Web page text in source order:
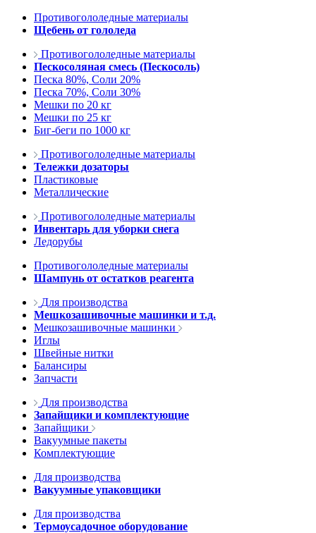
Противогололедные материалы
Щебень от гололеда
Противогололедные материалы
Пескосоляная смесь (Пескосоль)
Песка 80%, Соли 20%
Песка 70%, Соли 30%
Мешки по 20 кг
Мешки по 25 кг
Биг-беги по 1000 кг
Противогололедные материалы
Тележки дозаторы
Пластиковые
Металлические
Противогололедные материалы
Инвентарь для уборки снега
Ледорубы
Противогололедные материалы
Шампунь от остатков реагента
Для производства
Мешкозашивочные машинки и т.д.
Мешкозашивочные машинки
Иглы
Швейные нитки
Балансиры
Запчасти
Для производства
Запайщики и комплектующие
Запайщики
Вакуумные пакеты
Комплектующие
Для производства
Вакуумные упаковщики
Для производства
Термоусадочное оборудование